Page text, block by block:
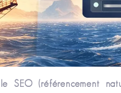
SEO (référencement